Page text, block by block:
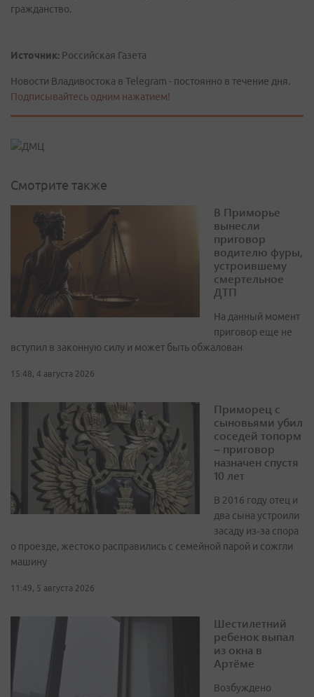
гражданство.
Источник: Российская Газета
Новости Владивостока в Telegram - постоянно в течение дня.
Подписывайтесь одним нажатием!
Смотрите также
В Приморье
вынесли
приговор
водителю фуры,
устроившему
смертельное
ДТП
На данный момент
приговор еще не
вступил в законную силу и может быть обжалован
15:48, 4 августа 2026
Приморец с
сыновьями убил
соседей топорм
– приговор
назначен спустя
10 лет
В 2016 году отец и
два сына устроили
засаду из‑за спора
о проезде, жестоко расправились с семейной парой и сожгли
машину
11:49, 5 августа 2026
Шестилетний
ребенок выпал
из окна в
Артёме
Возбуждено